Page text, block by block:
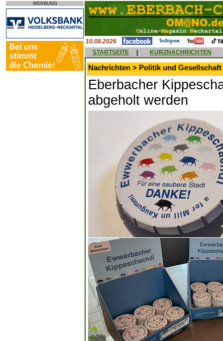
WERBUNG
10.08.2026
STARTSEITE
KURZNACHRICHTEN
Nachrichten > Politik und Gesellschaft
Eberbacher
abgeholt werden